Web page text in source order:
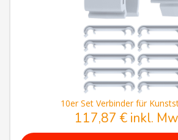
10er Set Verbinder für
117,87 € inkl.